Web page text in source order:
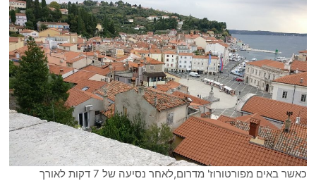
כאשר באים מפורטורוז' מדרום,לאחר נסיעה של 7 דקות לאורך